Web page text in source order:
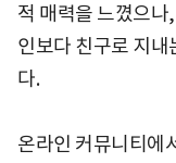
적 매력을 느꼈으나
인보다 친구로 지
다.
온라인 커뮤니티에